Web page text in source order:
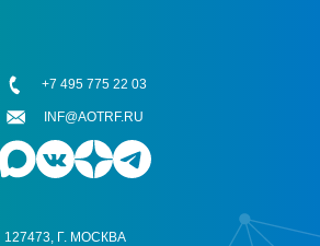
127473, Г. МОСКВА
+7 495 775 22 03
INF@AOTRF.RU